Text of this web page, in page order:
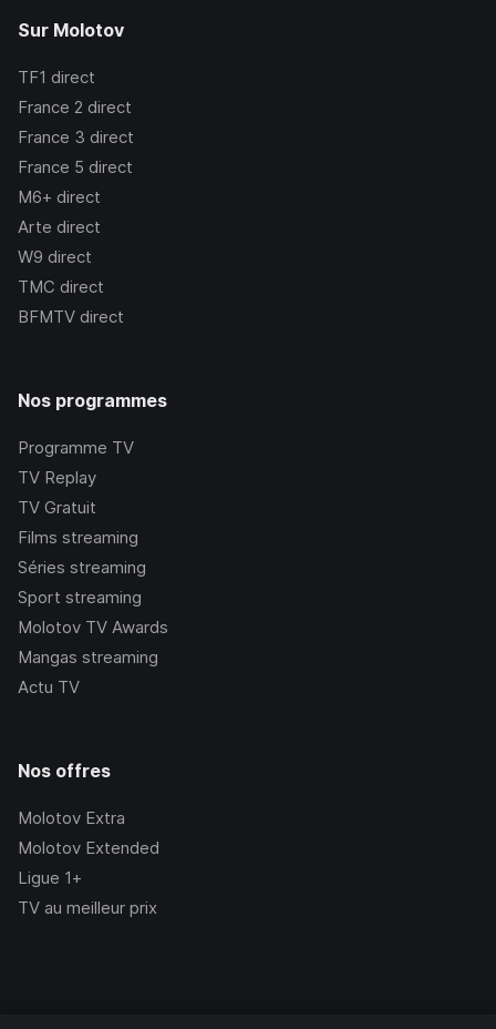
Sur Molotov
TF1 direct
France 2 direct
France 3 direct
France 5 direct
M6+ direct
Arte direct
W9 direct
TMC direct
BFMTV direct
Nos programmes
Programme TV
TV Replay
TV Gratuit
Films streaming
Séries streaming
Sport streaming
Molotov TV Awards
Mangas streaming
Actu TV
Nos offres
Molotov Extra
Molotov Extended
Ligue 1+
TV au meilleur prix